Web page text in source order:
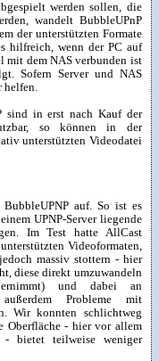
werden sollen, die
wandelt BubbleUPnP
der unterstützten Formate
hilfreich, wenn der PC auf
mit dem NAS verbunden ist
Sofern Server und NAS
helfen.
sind in erst nach Kauf der
so können in der
unterstützten Videodatei
auf. So ist es
UPNP-Server liegende
Im Test hatte AllCast
Videoformaten,
massiv stottern - hier
diese direkt umzuwandeln
und dabei an
Probleme mit
Wir konnten schlichtweg
Oberfläche - hier vor allem
- bietet teilweise weniger